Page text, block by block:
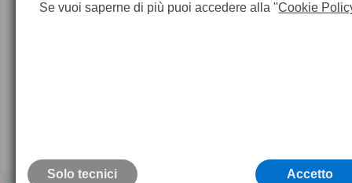
Se vuoi saperne di più puoi accedere alla "Cookie
Solo tecnici Accetto